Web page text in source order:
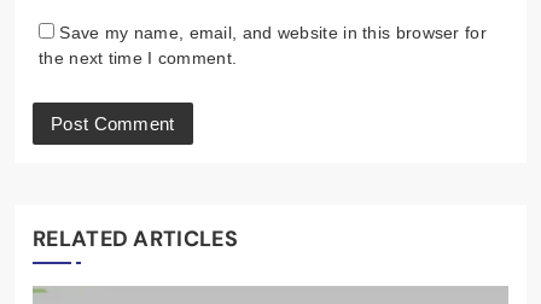
Save my name, email, and website in this browser for
the next time I comment.
RELATED ARTICLES